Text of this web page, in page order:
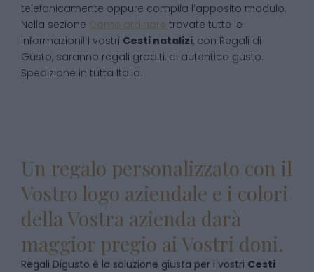
telefonicamente oppure compila l’apposito modulo.
Nella sezione Come ordinare trovate tutte le
informazioni! I vostri Cesti natalizi, con Regali di
Gusto, saranno regali graditi, di autentico gusto.
Spedizione in tutta Italia.
Un regalo personalizzato con il
Vostro logo aziendale e i colori
della Vostra azienda darà
maggior pregio ai Vostri doni.
Regali Digusto è la soluzione giusta per i vostri Cesti